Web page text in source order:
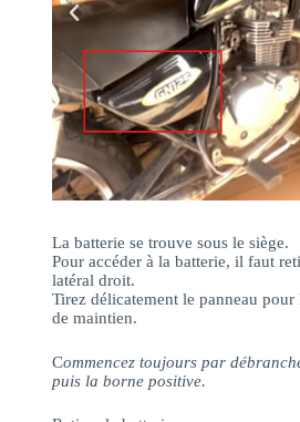
La batterie se trouve sous le siège.
Pour accéder à la batterie, il faut
latéral droit.
Tirez délicatement le panneau pour
de maintien.
Commencez toujours par
puis la borne positive.